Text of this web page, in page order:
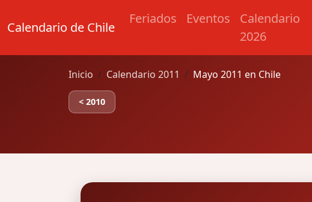
Calendario de Chile
Feriados Eventos
Calendario
2026
Inicio Calendario 2011 Mayo 2011 en Chile
< 2010